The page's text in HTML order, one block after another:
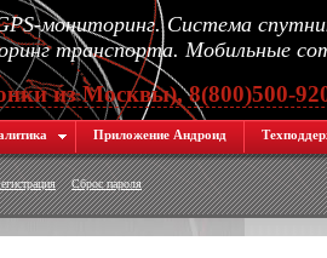
мониторинг. Система
транспорта. Мобильные
из Москвы), 8(800)500-
Приложение Андроид
Сброс пароля